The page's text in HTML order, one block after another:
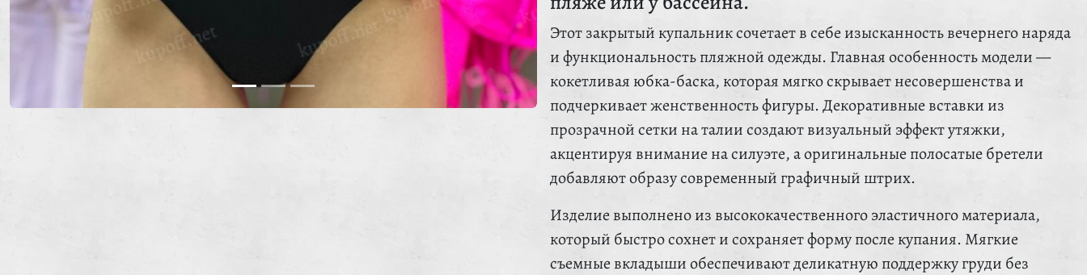
Этот закрытый купальник сочетает в себе изысканность вечернего наряда
и функциональность пляжной одежды. Главная особенность модели —
кокетливая юбка-баска, которая мягко скрывает несовершенства и
подчеркивает женственность фигуры. Декоративные вставки из
прозрачной сетки на талии создают визуальный эффект утяжки,
акцентируя внимание на силуэте, а оригинальные полосатые бретели
добавляют образу современный графичный штрих.
Изделие выполнено из высококачественного эластичного материала,
который быстро сохнет и сохраняет форму после купания. Мягкие
съемные вкладыши обеспечивают деликатную поддержку груди без